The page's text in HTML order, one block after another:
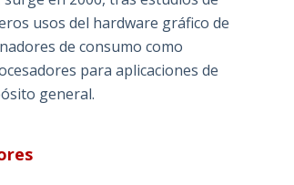
usos del hardware gráfico de
de consumo como
para aplicaciones de
general.